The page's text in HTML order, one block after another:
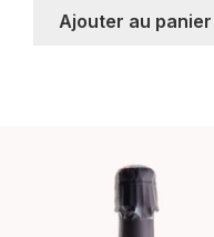
Ajouter au panier